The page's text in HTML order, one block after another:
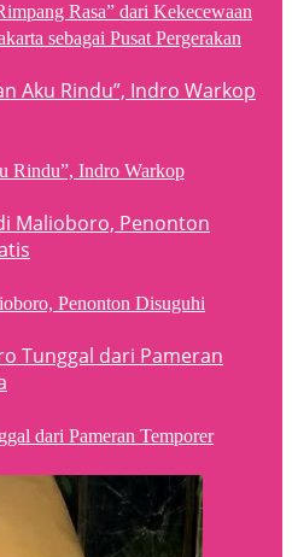
Rasa” dari Kekecewaan
sebagai Pusat Pergerakan
Rindu”, Indro Warkop
Penonton Disuguhi
dari Pameran Temporer